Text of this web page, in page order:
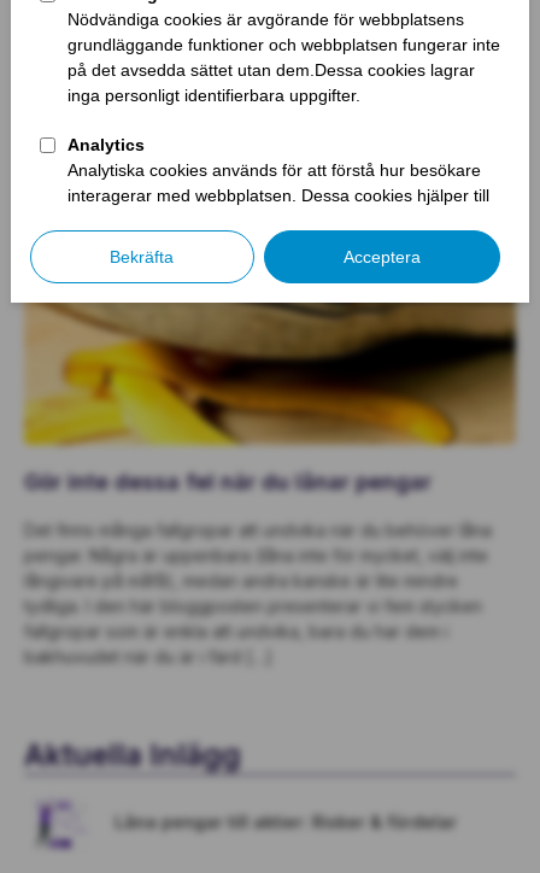
Den som ansöker om ett privatlån behöver inte uppge syftet
med lånet. Det är endast i det fall lånet är till för att samla ihop
små krediter, och långivaren erbjuder sig att göra detta
automatiskt, som banken eller kreditinstitutet behöver veta till
riktigt tydligt hur […]
Gör inte dessa fel när du lånar pengar
Det finns många fallgropar att undvika när du behöver låna
pengar. Några är uppenbara (låna inte för mycket, välj inte
långivare på måfå), medan andra kanske är lite mindre
tydliga. I den här bloggposten presenterar vi fem stycken
fallgropar som är enkla att undvika, bara du har dem i
bakhuvudet när du är i färd […]
Aktuella Inlägg
Låna pengar till aktier: Risker & fördelar